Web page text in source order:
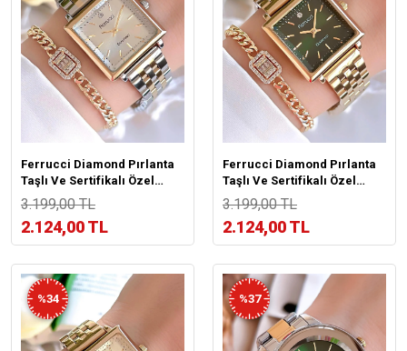
Ferrucci Diamond Pırlanta
Taşlı Ve Sertifikalı Özel
Kutulu Kadın Kol
Saati+Bileklik BFC.01118-04
3.199,00 TL
2.124,00 TL
Ferrucci Diamond Pırlanta
Taşlı Ve Sertifikalı Özel
Kutulu Kadın Kol
Saati+Bileklik BFC.01118-03
3.199,00 TL
2.124,00 TL
%34 %37